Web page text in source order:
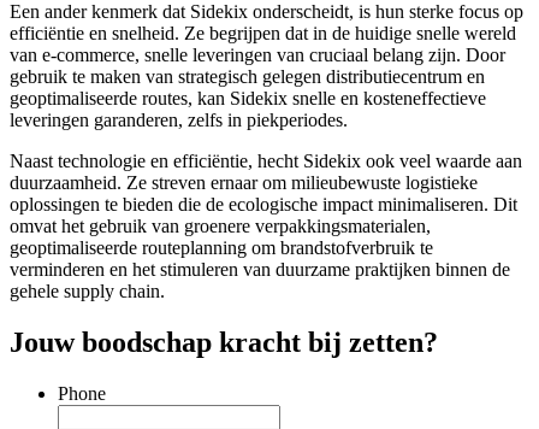
Een ander kenmerk dat Sidekix onderscheidt, is hun sterke focus op
efficiëntie en snelheid. Ze begrijpen dat in de huidige snelle wereld
van e-commerce, snelle leveringen van cruciaal belang zijn. Door
gebruik te maken van strategisch gelegen distributiecentrum en
geoptimaliseerde routes, kan Sidekix snelle en kosteneffectieve
leveringen garanderen, zelfs in piekperiodes.
Naast technologie en efficiëntie, hecht Sidekix ook veel waarde aan
duurzaamheid. Ze streven ernaar om milieubewuste logistieke
oplossingen te bieden die de ecologische impact minimaliseren. Dit
omvat het gebruik van groenere verpakkingsmaterialen,
geoptimaliseerde routeplanning om brandstofverbruik te
verminderen en het stimuleren van duurzame praktijken binnen de
gehele supply chain.
Jouw boodschap kracht bij zetten?
Phone